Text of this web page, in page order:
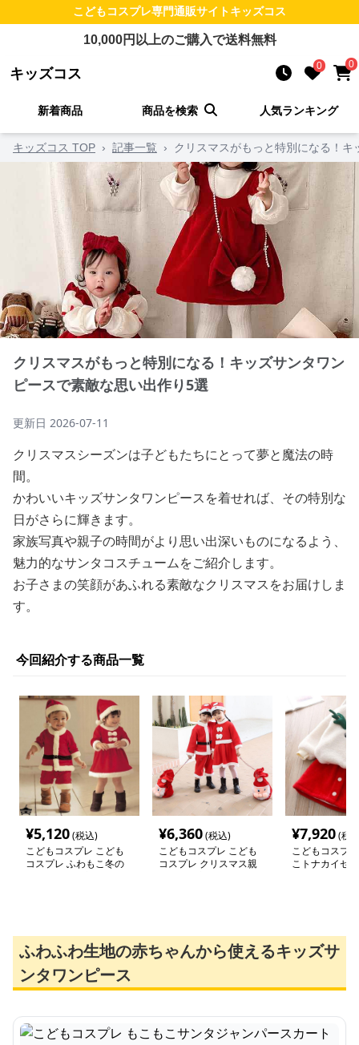
こどもコスプレ専門通販サイトキッズコス
10,000円以上のご購入で送料無料
キッズコス 0 0
新着商品 商品を検索 人気ランキング
キッズコス TOP › 記事一覧 › クリスマスがもっと特別になる！
クリスマスがもっと特別になる！キッズサンタワン
ピースで素敵な思い出作り5選
更新日 2026-07-11
クリスマスシーズンは子どもたちにとって夢と魔法の時
間。
かわいいキッズサンタワンピースを着せれば、その特別な
日がさらに輝きます。
家族写真や親子の時間がより思い出深いものになるよう、
魅力的なサンタコスチュームをご紹介します。
お子さまの笑顔があふれる素敵なクリスマスをお届けしま
す。
今回紹介する商品一覧
¥5,120(税込)
こどもコスプレ こども
コスプレ ふわもこ冬の
¥6,360(税込)
こどもコスプレ こども
コスプレ クリスマス親
¥7,920(税
こどもコスプ
こトナカイセ
ふわふわ生地の赤ちゃんから使えるキッズサ
ンタワンピース